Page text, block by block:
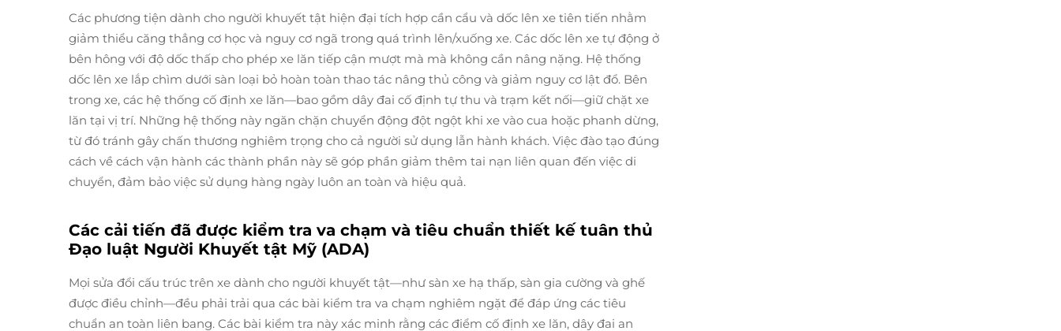
Các phương tiện dành cho người khuyết tật hiện đại tích hợp cần cẩu và dốc lên xe tiên tiến nhằm
giảm thiểu căng thẳng cơ học và nguy cơ ngã trong quá trình lên/xuống xe. Các dốc lên xe tự động ở
bên hông với độ dốc thấp cho phép xe lăn tiếp cận mượt mà mà không cần nâng nặng. Hệ thống
dốc lên xe lắp chìm dưới sàn loại bỏ hoàn toàn thao tác nâng thủ công và giảm nguy cơ lật đổ. Bên
trong xe, các hệ thống cố định xe lăn—bao gồm dây đai cố định tự thu và trạm kết nối—giữ chặt xe
lăn tại vị trí. Những hệ thống này ngăn chặn chuyển động đột ngột khi xe vào cua hoặc phanh dừng,
từ đó tránh gây chấn thương nghiêm trọng cho cả người sử dụng lẫn hành khách. Việc đào tạo đúng
cách về cách vận hành các thành phần này sẽ góp phần giảm thêm tai nạn liên quan đến việc di
chuyển, đảm bảo việc sử dụng hàng ngày luôn an toàn và hiệu quả.
Các cải tiến đã được kiểm tra va chạm và tiêu chuẩn thiết kế tuân thủ
Đạo luật Người Khuyết tật Mỹ (ADA)
Mọi sửa đổi cấu trúc trên xe dành cho người khuyết tật—như sàn xe hạ thấp, sàn gia cường và ghế
được điều chỉnh—đều phải trải qua các bài kiểm tra va chạm nghiêm ngặt để đáp ứng các tiêu
chuẩn an toàn liên bang. Các bài kiểm tra này xác minh rằng các điểm cố định xe lăn, dây đai an